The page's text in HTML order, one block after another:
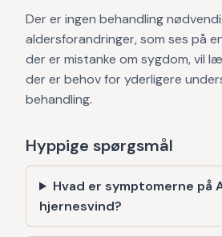
Der er ingen behandling
aldersforandringer, som ses på
der er mistanke om sygdom, vil
der er behov for yderligere
behandling.
Hyppige spørgsmål
Hvad er symptomerne på
hjernesvind?